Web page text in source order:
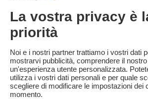
Familytrip consiglia di stipulare
con il suo partner AREAS Assurances. La
momento della prenotazione o entro 24 ore
stessa per telefono.
Per i clienti che ricevono l'aiuto VACAF, in
VACAF ritirerà l'aiuto e le penali di
saranno applicate all'intero importo del
La vostra privacy è
priorità
Noi e i nostri partner trattiamo i vostri dati
mostrarvi pubblicità, comprendere il
un'esperienza utente personalizzata.
utilizza i vostri dati personali e per quale
scegliere di modificare le impostazioni dei
momento.